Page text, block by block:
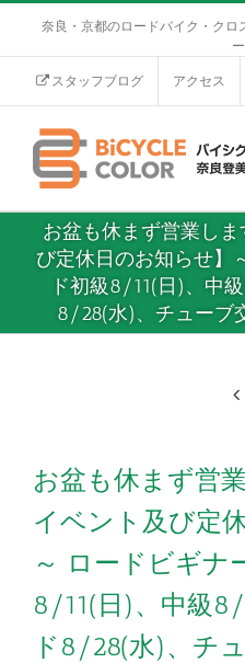
奈良・京都のロードバイク・クロ
ー
スタッフブログ アクセス
お盆も休まず営業し
び定休日のお知らせ】
ド初級8/11(日)、中
8/28(水)、チューブ
お盆も休まず営
イベント及び定
～ ロードビギナ
8/11(日)、中級
ド8/28(水)、チ